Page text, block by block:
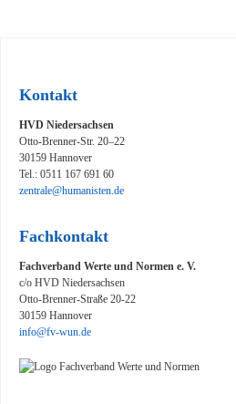
Kontakt
HVD Niedersachsen
Otto-Brenner-Str. 20–22
30159 Hannover
Tel.: 0511 167 691 60
zentrale@humanisten.de
Fachkontakt
Fachverband Werte und Normen e. V.
c/o HVD Niedersachsen
Otto-Brenner-Straße 20-22
30159 Hannover
info@fv-wun.de